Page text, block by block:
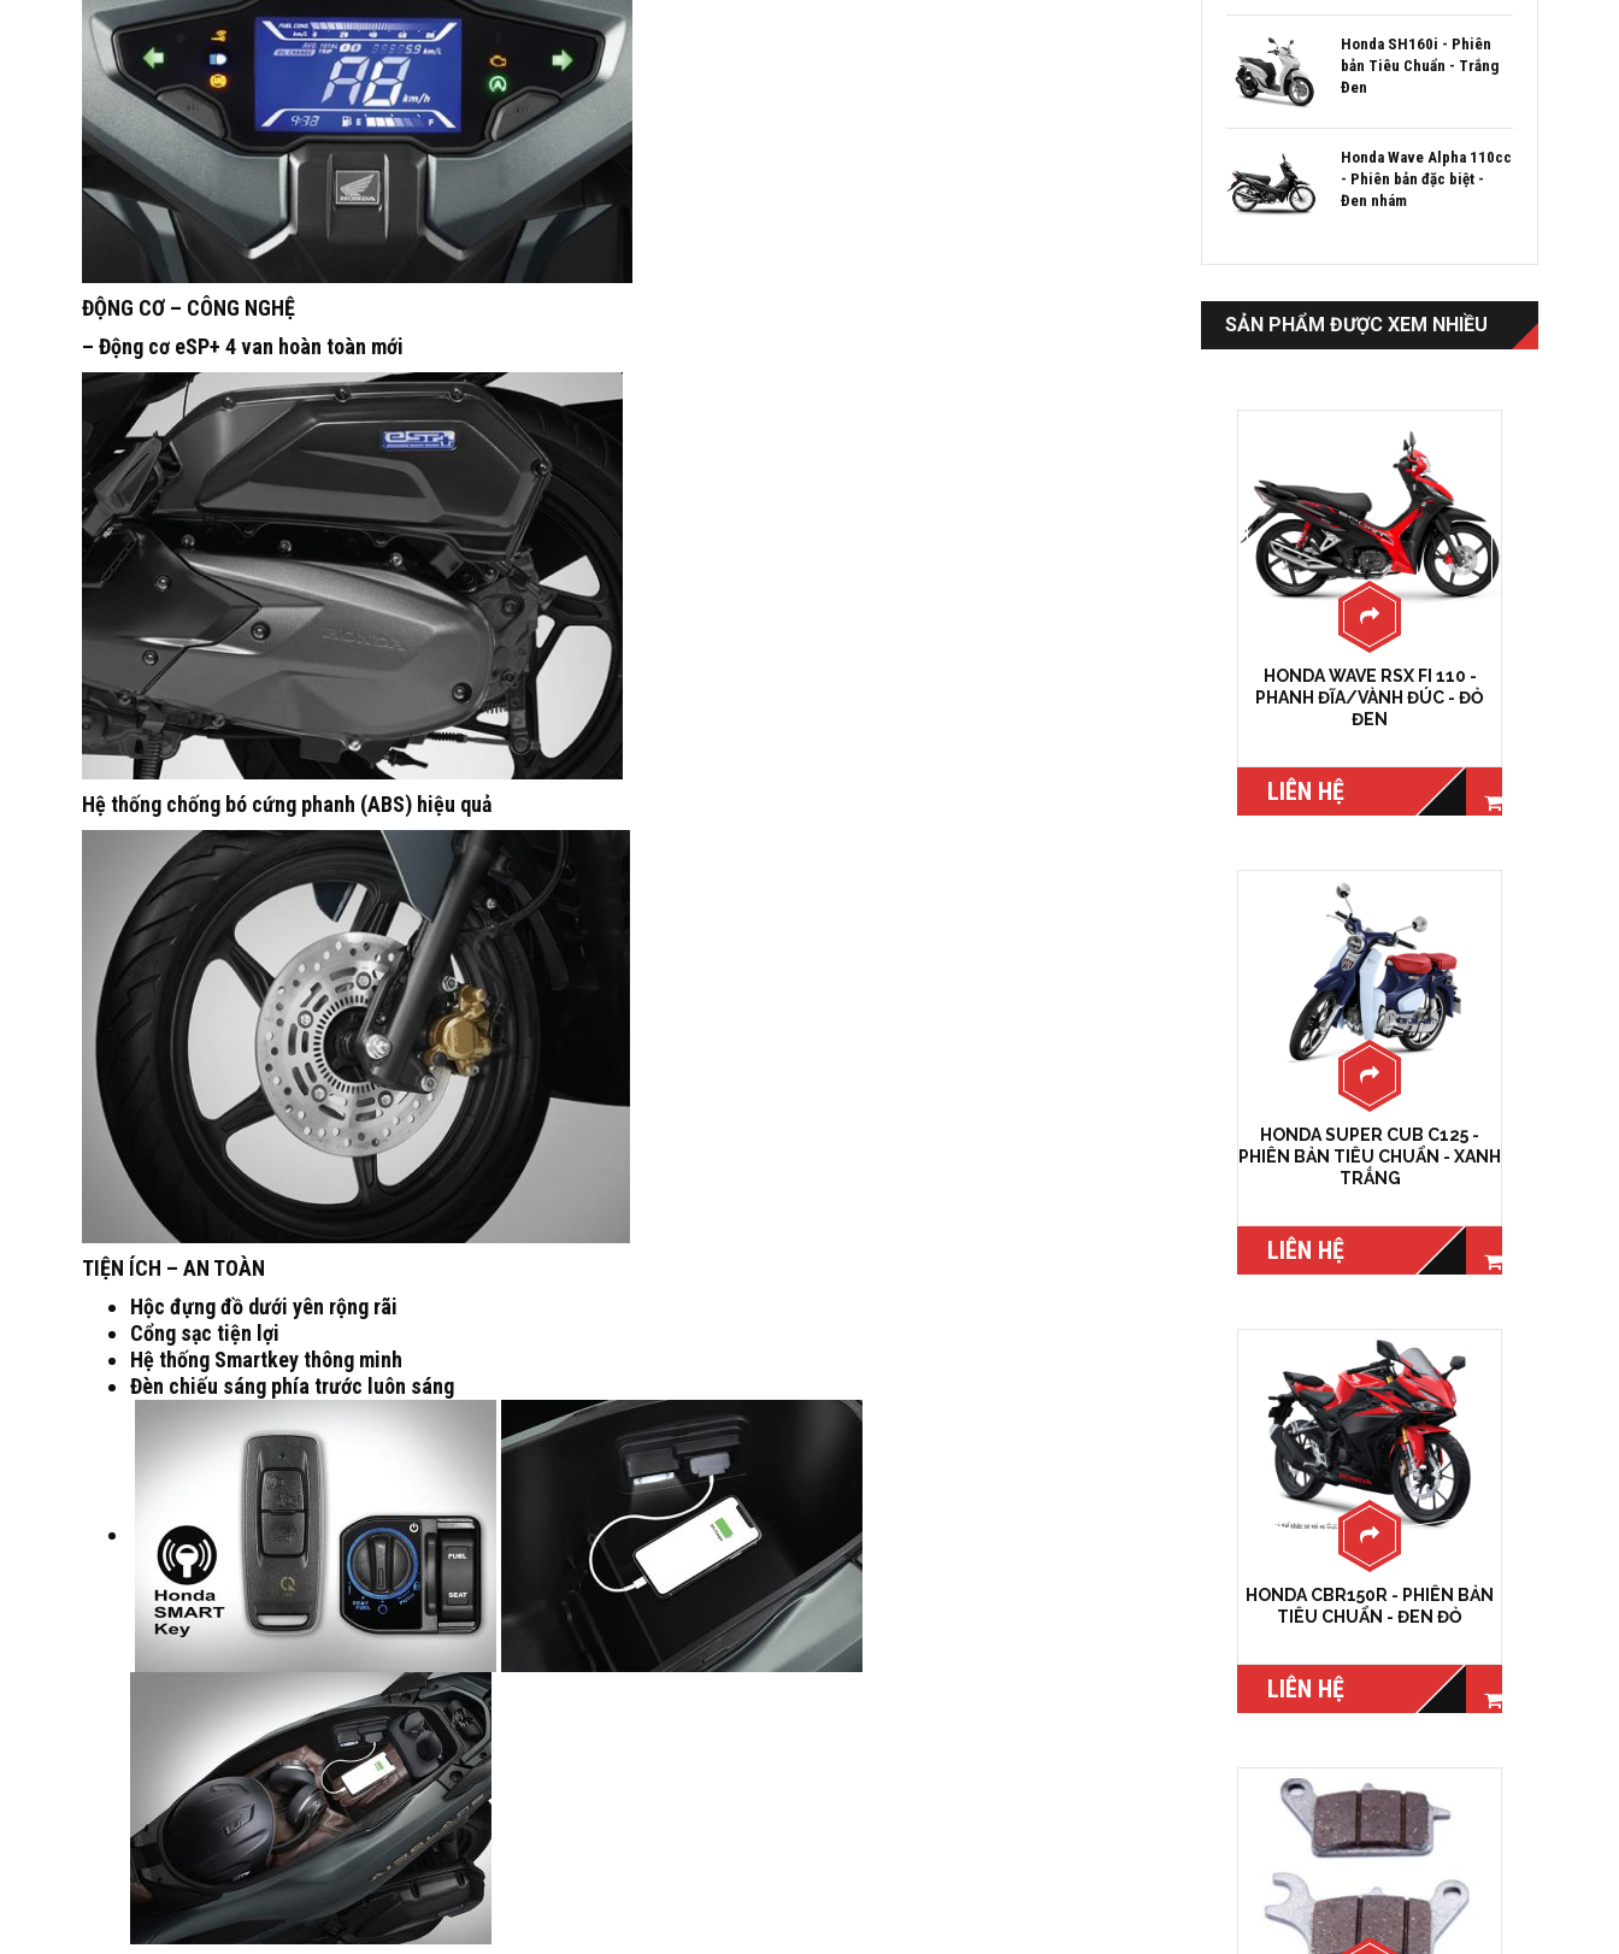
ĐỘNG CƠ – CÔNG NGHỆ
– Động cơ eSP+ 4 van hoàn toàn mới
Hệ thống chống bó cứng phanh (ABS) hiệu quả
TIỆN ÍCH – AN TOÀN
Hộc đựng đồ dưới yên rộng rãi
Cổng sạc tiện lợi
Hệ thống Smartkey thông minh
Đèn chiếu sáng phía trước luôn sáng
Honda SH160i - Phiên
bản Tiêu Chuẩn - Trắng
Đen
Honda Wave Alpha 110cc
- Phiên bản đặc biệt -
Đen nhám
SẢN PHẨM ĐƯỢC XEM NHIỀU
HONDA WAVE RSX FI 110 -
PHANH ĐĨA/VÀNH ĐÚC - ĐỎ
ĐEN
LIÊN HỆ
HONDA SUPER CUB C125 -
PHIÊN BẢN TIÊU CHUẨN - XANH
TRẮNG
LIÊN HỆ
HONDA CBR150R - PHIÊN BẢN
TIÊU CHUẨN - ĐEN ĐỎ
LIÊN HỆ